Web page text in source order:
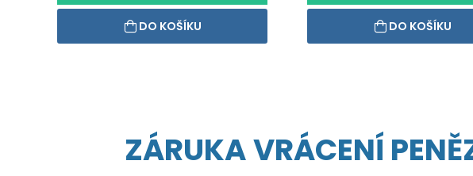
DO KOŠÍKU DO KOŠÍKU
ZÁRUKA VRÁCENÍ